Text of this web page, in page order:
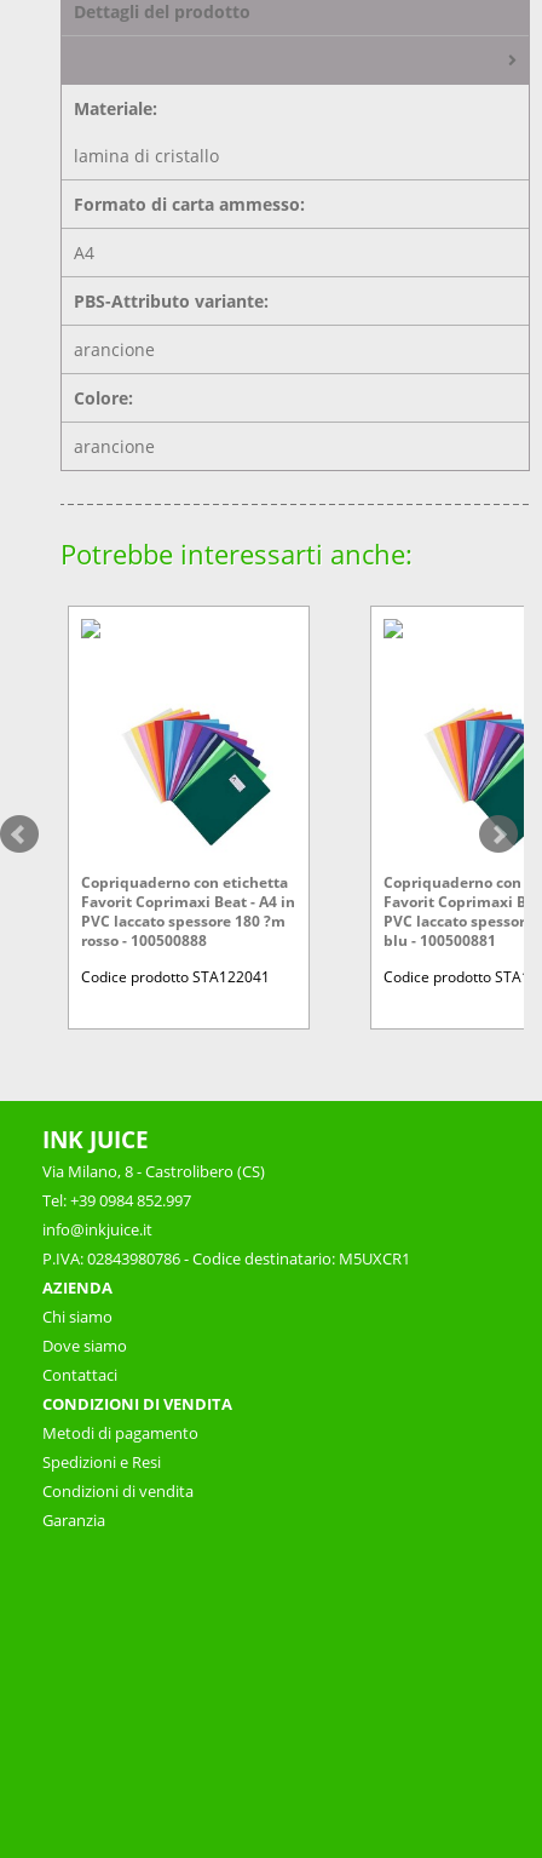
Dettagli del prodotto
Materiale:
lamina di cristallo
Formato di carta ammesso:
A4
PBS-Attributo variante:
arancione
Colore:
arancione
Potrebbe interessarti anche:
Copriquaderno con etichetta
Favorit Coprimaxi Beat - A4 in
PVC laccato spessore 180 ?m
rosso - 100500888
Codice prodotto STA122041
Copriquaderno con
Favorit Coprimaxi
PVC laccato spessore
blu - 100500881
Codice prodotto
INK JUICE
Via Milano, 8 - Castrolibero (CS)
Tel: +39 0984 852.997
info@inkjuice.it
P.IVA: 02843980786 - Codice destinatario: M5UXCR1
AZIENDA
Chi siamo
Dove siamo
Contattaci
CONDIZIONI DI VENDITA
Metodi di pagamento
Spedizioni e Resi
Condizioni di vendita
Garanzia